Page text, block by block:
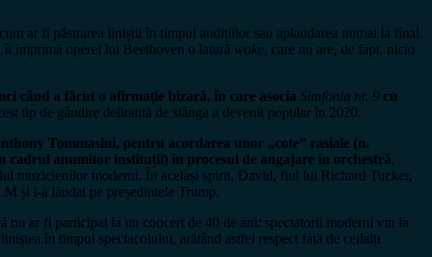
ar fi păstrarea liniștii în timpul audițiilor sau aplaudarea numai la final.
îi imprimă operei lui Beethoven o latură woke, care nu are, de fapt, nicio
când a făcut o afirmație bizară, în care asocia Simfonia nr. 9 cu
tip de gândire delirantă de stânga a devenit popular în 2020.
Tommasini, pentru acordarea unor „cote” rasiale (n.
anumitor instituții) în procesul de angajare în orchestră,
muzicienilor moderni. În același spirit, David, fiul lui Richard Tucker,
și l-a lăudat pe președintele Trump.
nu ar fi participat la un concert de 40 de ani: spectatorii moderni vin la
în timpul spectacolului, arătând astfel respect față de ceilalți